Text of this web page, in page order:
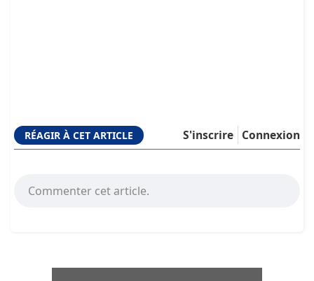
RÉAGIR À CET ARTICLE Connexion
S'inscrire
Commenter cet article.